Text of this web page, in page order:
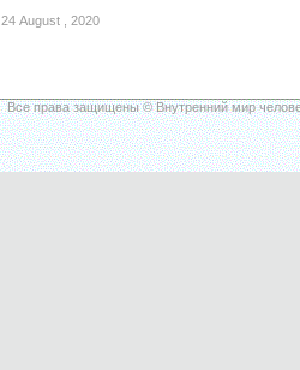
24 August , 2020
Все права защищены © Внутренний мир